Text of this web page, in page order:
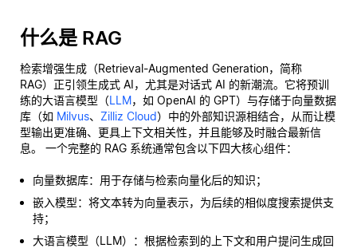
什么是 RAG
检索增强生成（Retrieval-Augmented Generation，简称
RAG）正引领生成式 AI，尤其是对话式 AI 的新潮流。它将预训
练的大语言模型（LLM，如 OpenAI 的 GPT）与存储于向量数据
库（如 Milvus、 Zilliz Cloud）中的外部知识源相结合，从而让模
型输出更准确、更具上下文相关性，并且能够及时融合最新信
息。 一个完整的 RAG 系统通常包含以下四大核心组件：
向量数据库：用于存储与检索向量化后的知识；
嵌入模型：将文本转为向量表示，为后续的相似度搜索提供支
持；
大语言模型（LLM）：根据检索到的上下文和用户提问生成回